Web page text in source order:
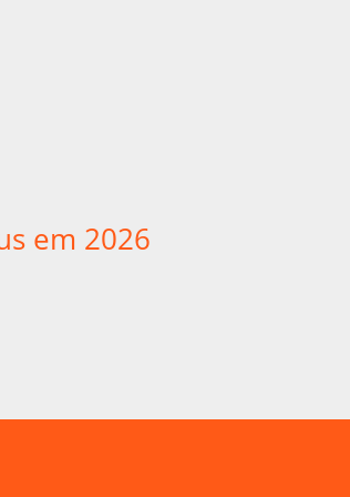
em 2026